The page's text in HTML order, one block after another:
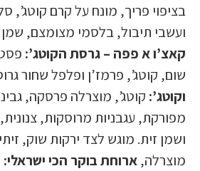
בציפוי פריך, מונח על קרם קוטג’,
ועשבי תיבול, בלסמי מצומצם, שמן
קאצ’ו א פפה – גרסת הקוטג’:
שום, קוטג’, פרמז’ן ופלפל שחור
וקוטג’: קוטג’, מוצרלה פרסקה,
מפורקת, עגבניות מרוסקות, צנונית,
ושמן זית. מוגש לצד ירקות שוק,
מוצרלה,ארוחת בוקר הכי ישראלי: